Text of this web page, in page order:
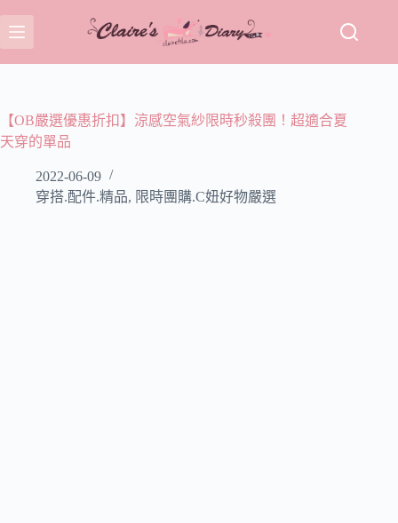
至
主
容【OB嚴選優惠折扣】涼感空氣紗限時秒殺團！超適合夏
天穿的單品
2022-06-09
穿搭.配件.精品, 限時團購.C妞好物嚴選